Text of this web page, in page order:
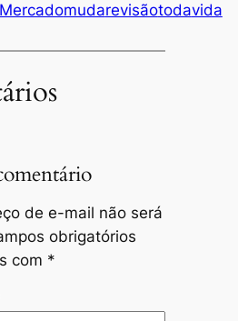
Mercadomudarevisãotodavida
de e-mail não será
obrigatórios
com *